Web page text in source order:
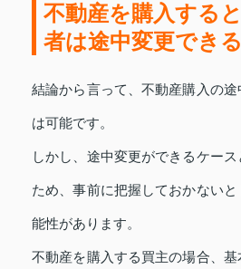
不動産を購入する
者は途中変更でき
結論から言って、不動産購入の
は可能です。
しかし、途中変更ができるケー
ため、事前に把握しておかない
能性があります。
不動産を購入する買主の場合、